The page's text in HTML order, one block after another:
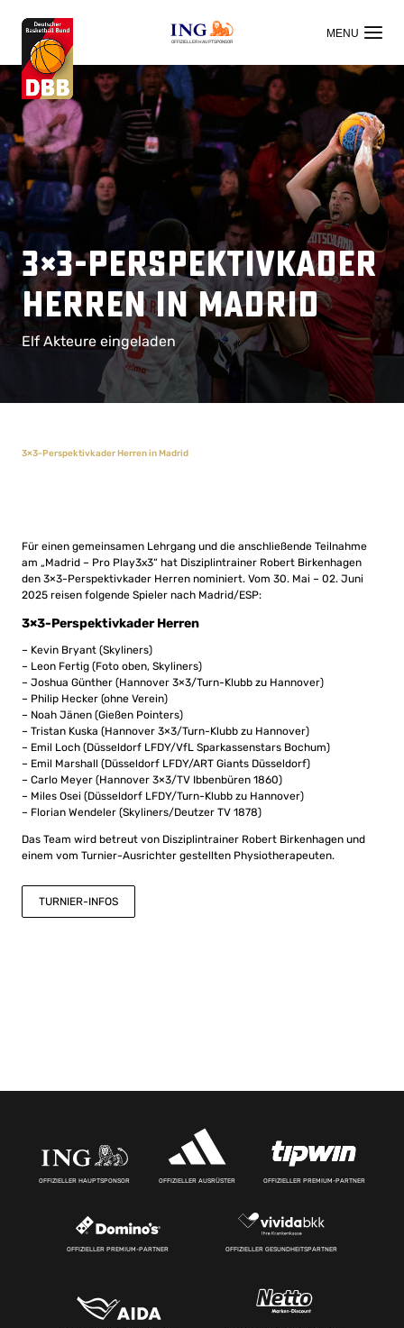
OFFIZIELLER HAUPTSPONSOR
3×3-Perspektivkader
Herren in Madrid
Elf Akteure eingeladen
3×3-Perspektivkader Herren in Madrid
Für einen gemeinsamen Lehrgang und die anschließende Teilnahme
am „Madrid – Pro Play3x3“ hat Disziplintrainer Robert Birkenhagen
den 3×3-Perspektivkader Herren nominiert. Vom 30. Mai – 02. Juni
2025 reisen folgende Spieler nach Madrid/ESP:
3×3-Perspektivkader Herren
– Kevin Bryant (Skyliners)
– Leon Fertig (Foto oben, Skyliners)
– Joshua Günther (Hannover 3×3/Turn-Klubb zu Hannover)
– Philip Hecker (ohne Verein)
– Noah Jänen (Gießen Pointers)
– Tristan Kuska (Hannover 3×3/Turn-Klubb zu Hannover)
– Emil Loch (Düsseldorf LFDY/VfL Sparkassenstars Bochum)
– Emil Marshall (Düsseldorf LFDY/ART Giants Düsseldorf)
– Carlo Meyer (Hannover 3×3/TV Ibbenbüren 1860)
– Miles Osei (Düsseldorf LFDY/Turn-Klubb zu Hannover)
– Florian Wendeler (Skyliners/Deutzer TV 1878)
Das Team wird betreut von Disziplintrainer Robert Birkenhagen und
einem vom Turnier-Ausrichter gestellten Physiotherapeuten.
TURNIER-INFOS
OFFIZIELLER HAUPTSPONSOR OFFIZIELLER AUSRÜSTER OFFIZIELLER PREMIUM-PARTNER
OFFIZIELLER PREMIUM-PARTNER OFFIZIELLER GESUNDHEITSPARTNER